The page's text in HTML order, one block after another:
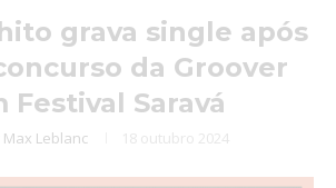
grava single após
da Groover
Festival Saravá
Max Leblanc 18 outubro 2024